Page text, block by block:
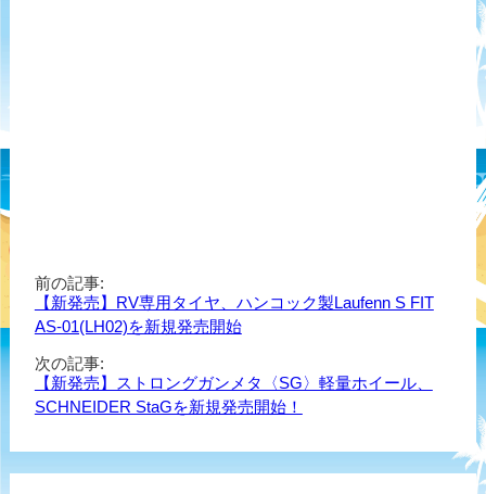
前の記事:
【新発売】RV専用タイヤ、ハンコック製Laufenn S FIT
AS-01(LH02)を新規発売開始
次の記事:
【新発売】ストロングガンメタ〈SG〉軽量ホイール、
SCHNEIDER StaGを新規発売開始！